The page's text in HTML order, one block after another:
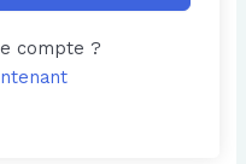
compte ?